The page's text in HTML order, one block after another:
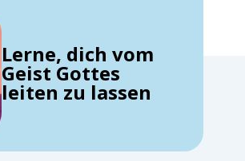
Lerne, dich vom
Geist Gottes
leiten zu lassen